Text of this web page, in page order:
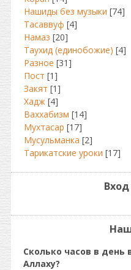
Нашиды без музыки [74]
Тасаввуф [4]
Намаз [20]
Таухид (единобожие) [4]
Разное [31]
Пост [1]
Закят [1]
Хадж [4]
Ваххабизм [14]
Мухтасар [17]
Мусульманка [2]
Тарикатские уроки [17]
Вход
Сколько часов в
Аллаху?